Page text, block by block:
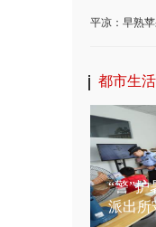
平凉：早熟
都市生活
“警”护
派出所